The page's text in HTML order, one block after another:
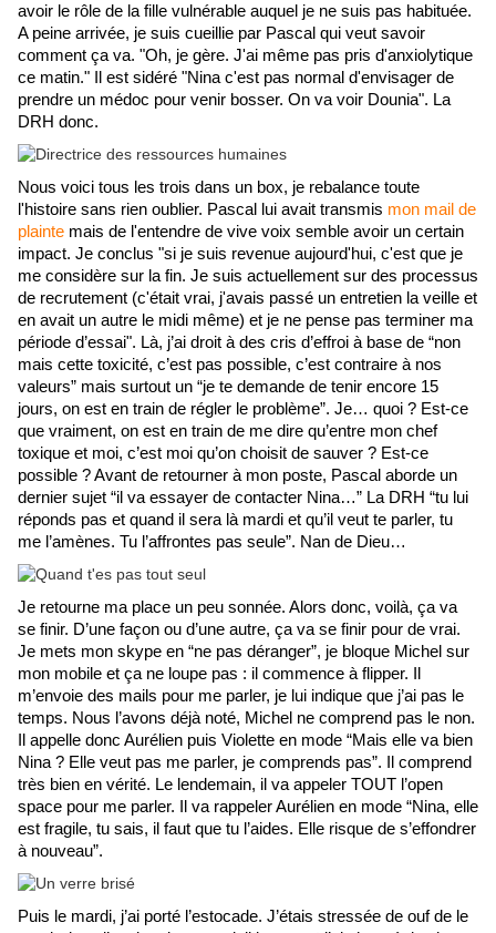
avoir le rôle de la fille vulnérable auquel je ne suis pas habituée.
A peine arrivée, je suis cueillie par Pascal qui veut savoir
comment ça va. "Oh, je gère. J'ai même pas pris d'anxiolytique
ce matin." Il est sidéré "Nina c'est pas normal d'envisager de
prendre un médoc pour venir bosser. On va voir Dounia". La
DRH donc.
Nous voici tous les trois dans un box, je rebalance toute
l'histoire sans rien oublier. Pascal lui avait transmis mon mail de
plainte mais de l'entendre de vive voix semble avoir un certain
impact. Je conclus "si je suis revenue aujourd'hui, c'est que je
me considère sur la fin. Je suis actuellement sur des processus
de recrutement (c'était vrai, j'avais passé un entretien la veille et
en avait un autre le midi même) et je ne pense pas terminer ma
période d’essai". Là, j’ai droit à des cris d’effroi à base de “non
mais cette toxicité, c’est pas possible, c’est contraire à nos
valeurs” mais surtout un “je te demande de tenir encore 15
jours, on est en train de régler le problème”. Je… quoi ? Est-ce
que vraiment, on est en train de me dire qu’entre mon chef
toxique et moi, c’est moi qu’on choisit de sauver ? Est-ce
possible ? Avant de retourner à mon poste, Pascal aborde un
dernier sujet “il va essayer de contacter Nina…” La DRH “tu lui
réponds pas et quand il sera là mardi et qu’il veut te parler, tu
me l’amènes. Tu l’affrontes pas seule”. Nan de Dieu…
Je retourne ma place un peu sonnée. Alors donc, voilà, ça va
se finir. D’une façon ou d’une autre, ça va se finir pour de vrai.
Je mets mon skype en “ne pas déranger”, je bloque Michel sur
mon mobile et ça ne loupe pas : il commence à flipper. Il
m’envoie des mails pour me parler, je lui indique que j’ai pas le
temps. Nous l’avons déjà noté, Michel ne comprend pas le non.
Il appelle donc Aurélien puis Violette en mode “Mais elle va bien
Nina ? Elle veut pas me parler, je comprends pas”. Il comprend
très bien en vérité. Le lendemain, il va appeler TOUT l’open
space pour me parler. Il va rappeler Aurélien en mode “Nina, elle
est fragile, tu sais, il faut que tu l’aides. Elle risque de s’effondrer
à nouveau”.
Puis le mardi, j’ai porté l’estocade. J’étais stressée de ouf de le